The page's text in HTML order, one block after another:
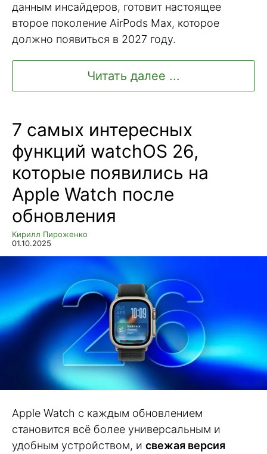
данным инсайдеров, готовит настоящее
второе поколение AirPods Max, которое
должно появиться в 2027 году.
Читать далее ...
7 самых интересных
функций watchOS 26,
которые появились на
Apple Watch после
обновления
Кирилл Пироженко
01.10.2025
Apple Watch с каждым обновлением
становится всё более универсальным и
удобным устройством, и свежая версия